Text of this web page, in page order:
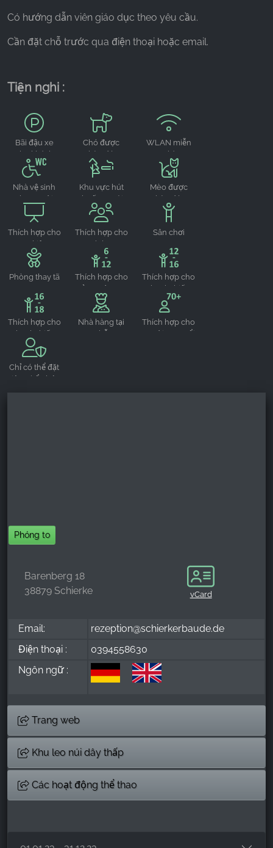
Có hướng dẫn viên giáo dục theo yêu cầu.
Cần đặt chỗ trước qua điện thoại hoặc email.
Tiện nghi :
Bãi đậu xe
cho khách
Chó được
chào đón
WLAN miễn
phí
Nhà vệ sinh
cho người
Khu vực hút
thuốc ngoài
trời
Mèo được
chào đón
Thích hợp cho
sự kiện
Thích hợp cho
nhóm
Sân chơi
Phòng thay tã
Thích hợp cho
trẻ em từ 6-12
tuổi
Thích hợp cho
thanh thiếu
niên từ 12-16
tuổi
Thích hợp cho
thanh thiếu
niên từ 16-18
tuổi
Nhà hàng tại
chỗ
Thích hợp cho
người cao tuổi
Chỉ có thể đặt
riêng (tổ chức
Phóng to
Barenberg 18
38879 Schierke
vCard
Email:
rezeption@schierkerbaude.de
Điện thoại :
0394558630
Ngôn ngữ :
Trang web
Khu leo núi dây thấp
Các hoạt động thể thao